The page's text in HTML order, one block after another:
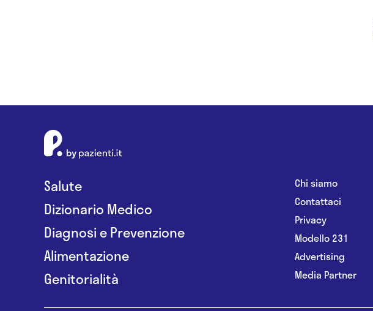
Salute
Dizionario Medico
Diagnosi e Prevenzione
Alimentazione
Genitorialità
Chi siamo
Contattaci
Privacy
Modello 231
Advertising
Media Partner